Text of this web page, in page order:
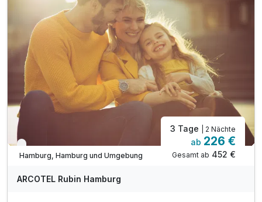
Verfügbar bis November
Hamburg, Hamburg und Umgebung
3 Tage | 2 Nächte
ab 226 €
Gesamt ab 452 €
ARCOTEL Rubin Hamburg